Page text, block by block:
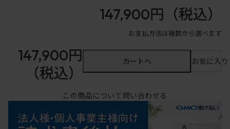
147,900円 （税込）
お支払方法は複数から選べます
147,900円
（税込）
カートへ お気に入
この商品について問い合わせる